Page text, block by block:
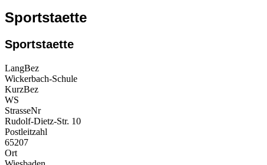
Sportstaette
Sportstaette
LangBez
Wickerbach-Schule
KurzBez
WS
StrasseNr
Rudolf-Dietz-Str. 10
Postleitzahl
65207
Ort